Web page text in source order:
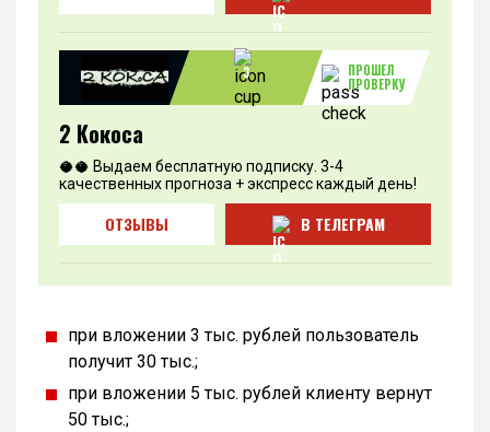
3
ПРОШЕЛ
ПРОВЕРКУ
2 Кокоса
🥥🥥 Выдаем бесплатную подписку. 3-4
качественных прогноза + экспресс каждый день!
ОТЗЫВЫ В ТЕЛЕГРАМ
при вложении 3 тыс. рублей пользователь
получит 30 тыс.;
при вложении 5 тыс. рублей клиенту вернут
50 тыс.;